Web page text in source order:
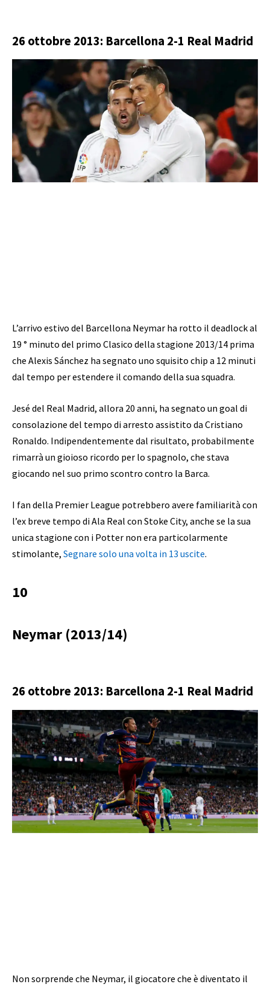
26 ottobre 2013: Barcellona 2-1 Real Madrid
L’arrivo estivo del Barcellona Neymar ha rotto il deadlock al
19 ° minuto del primo Clasico della stagione 2013/14 prima
che Alexis Sánchez ha segnato uno squisito chip a 12 minuti
dal tempo per estendere il comando della sua squadra.
Jesé del Real Madrid, allora 20 anni, ha segnato un goal di
consolazione del tempo di arresto assistito da Cristiano
Ronaldo. Indipendentemente dal risultato, probabilmente
rimarrà un gioioso ricordo per lo spagnolo, che stava
giocando nel suo primo scontro contro la Barca.
I fan della Premier League potrebbero avere familiarità con
l’ex breve tempo di Ala Real con Stoke City, anche se la sua
unica stagione con i Potter non era particolarmente
stimolante, Segnare solo una volta in 13 uscite.
10
Neymar (2013/14)
26 ottobre 2013: Barcellona 2-1 Real Madrid
Non sorprende che Neymar, il giocatore che è diventato il